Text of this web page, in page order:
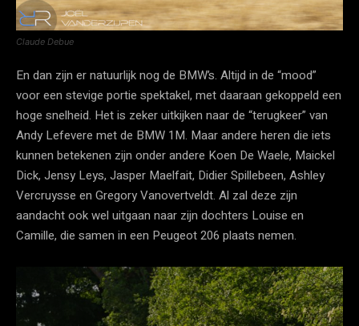
Claude Debue
En dan zijn er natuurlijk nog de BMW’s. Altijd in de “mood”
voor een stevige portie spektakel, met daaraan gekoppeld een
hoge snelheid. Het is zeker uitkijken naar de “terugkeer” van
Andy Lefevere met de BMW 1M. Maar andere heren die iets
kunnen betekenen zijn onder andere Koen De Waele, Maickel
Dick, Jensy Leys, Jasper Maelfait, Didier Spillebeen, Ashley
Vercruysse en Gregory Vanovertveldt. Al zal deze zijn
aandacht ook wel uitgaan naar zijn dochters Louise en
Camille, die samen in een Peugeot 206 plaats nemen.